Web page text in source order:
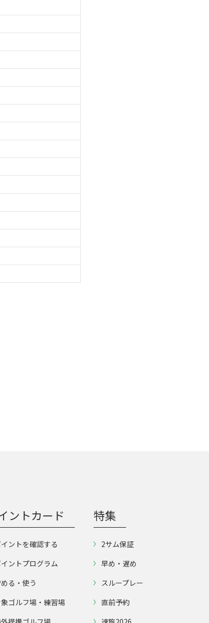
ントカード
ントを確認する
ントプログラム
る・使う
ゴルフ場・練習場
特集
2サム保証
早め・遅め
スループレー
直前予約